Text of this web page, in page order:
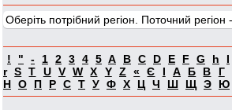
Оберіть потрібний регіон. Поточний регіон -
! " - 1 2 3 4 5 A B C D E F G h I
r S T U V W X Y Z « Є І А Б В Г
Н О П Р С Т У Ф Х Ц Ч Ш Щ Э Ю